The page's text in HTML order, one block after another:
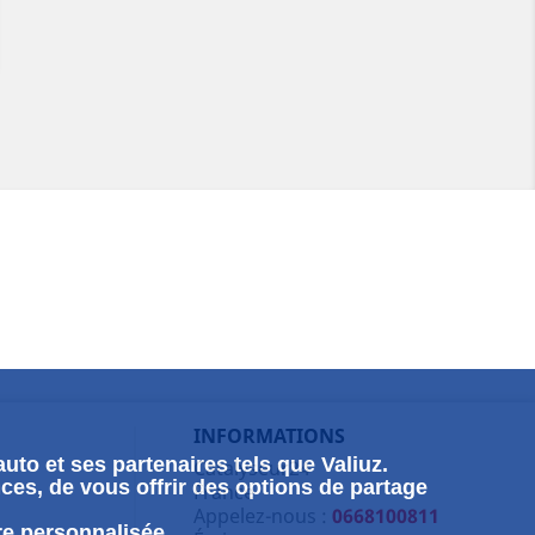
INFORMATIONS
Catalyseur24
France
Appelez-nous : 0668100811
et ses partenaires tels que Valiuz.
de vous offrir des options de partage